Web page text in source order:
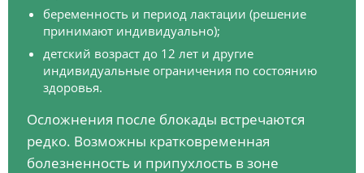
беременность и период лактации (решение
принимают индивидуально);
детский возраст до 12 лет и другие
индивидуальные ограничения по состоянию
здоровья.
Осложнения после блокады встречаются
редко. Возможны кратковременная
болезненность и припухлость в зоне